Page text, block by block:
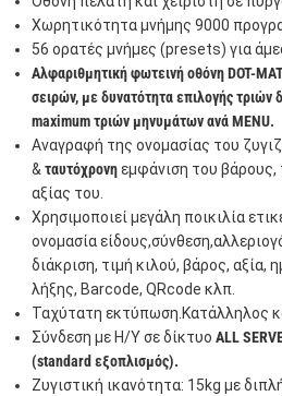
Χωρητικότητα μνήμης 9000
56 ορατές μνήμες (presets) για
Αλφαριθμητική φωτεινή οθόνη DOT-
σειρών, με δυνατότητα επιλογής τριών
maximum τριών μηνυμάτων ανά MENU.
Αναγραφή της ονομασίας του
&ταυτόχρονηεμφάνιση του βάρους,
αξίας του.
Xρησιμοποιεί μεγάλη ποικιλία
ονoμασία
διάκριση, τιμή κιλού, βάρος, αξία,
λήξης, Barcode, QRcode κλπ.
Ταχύτατη εκτύπωση.Κατάλληλος
Σύνδεση με Η/Υ σε δίκτυο ALL
(standard εξοπλισμός).
Ζυγιστική ικανότητα: 15kg με